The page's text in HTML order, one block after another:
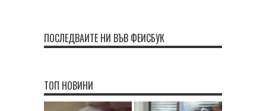
ПОСЛЕДВАЙТЕ НИ ВЪВ ФЕЙСБУК
ТОП НОВИНИ